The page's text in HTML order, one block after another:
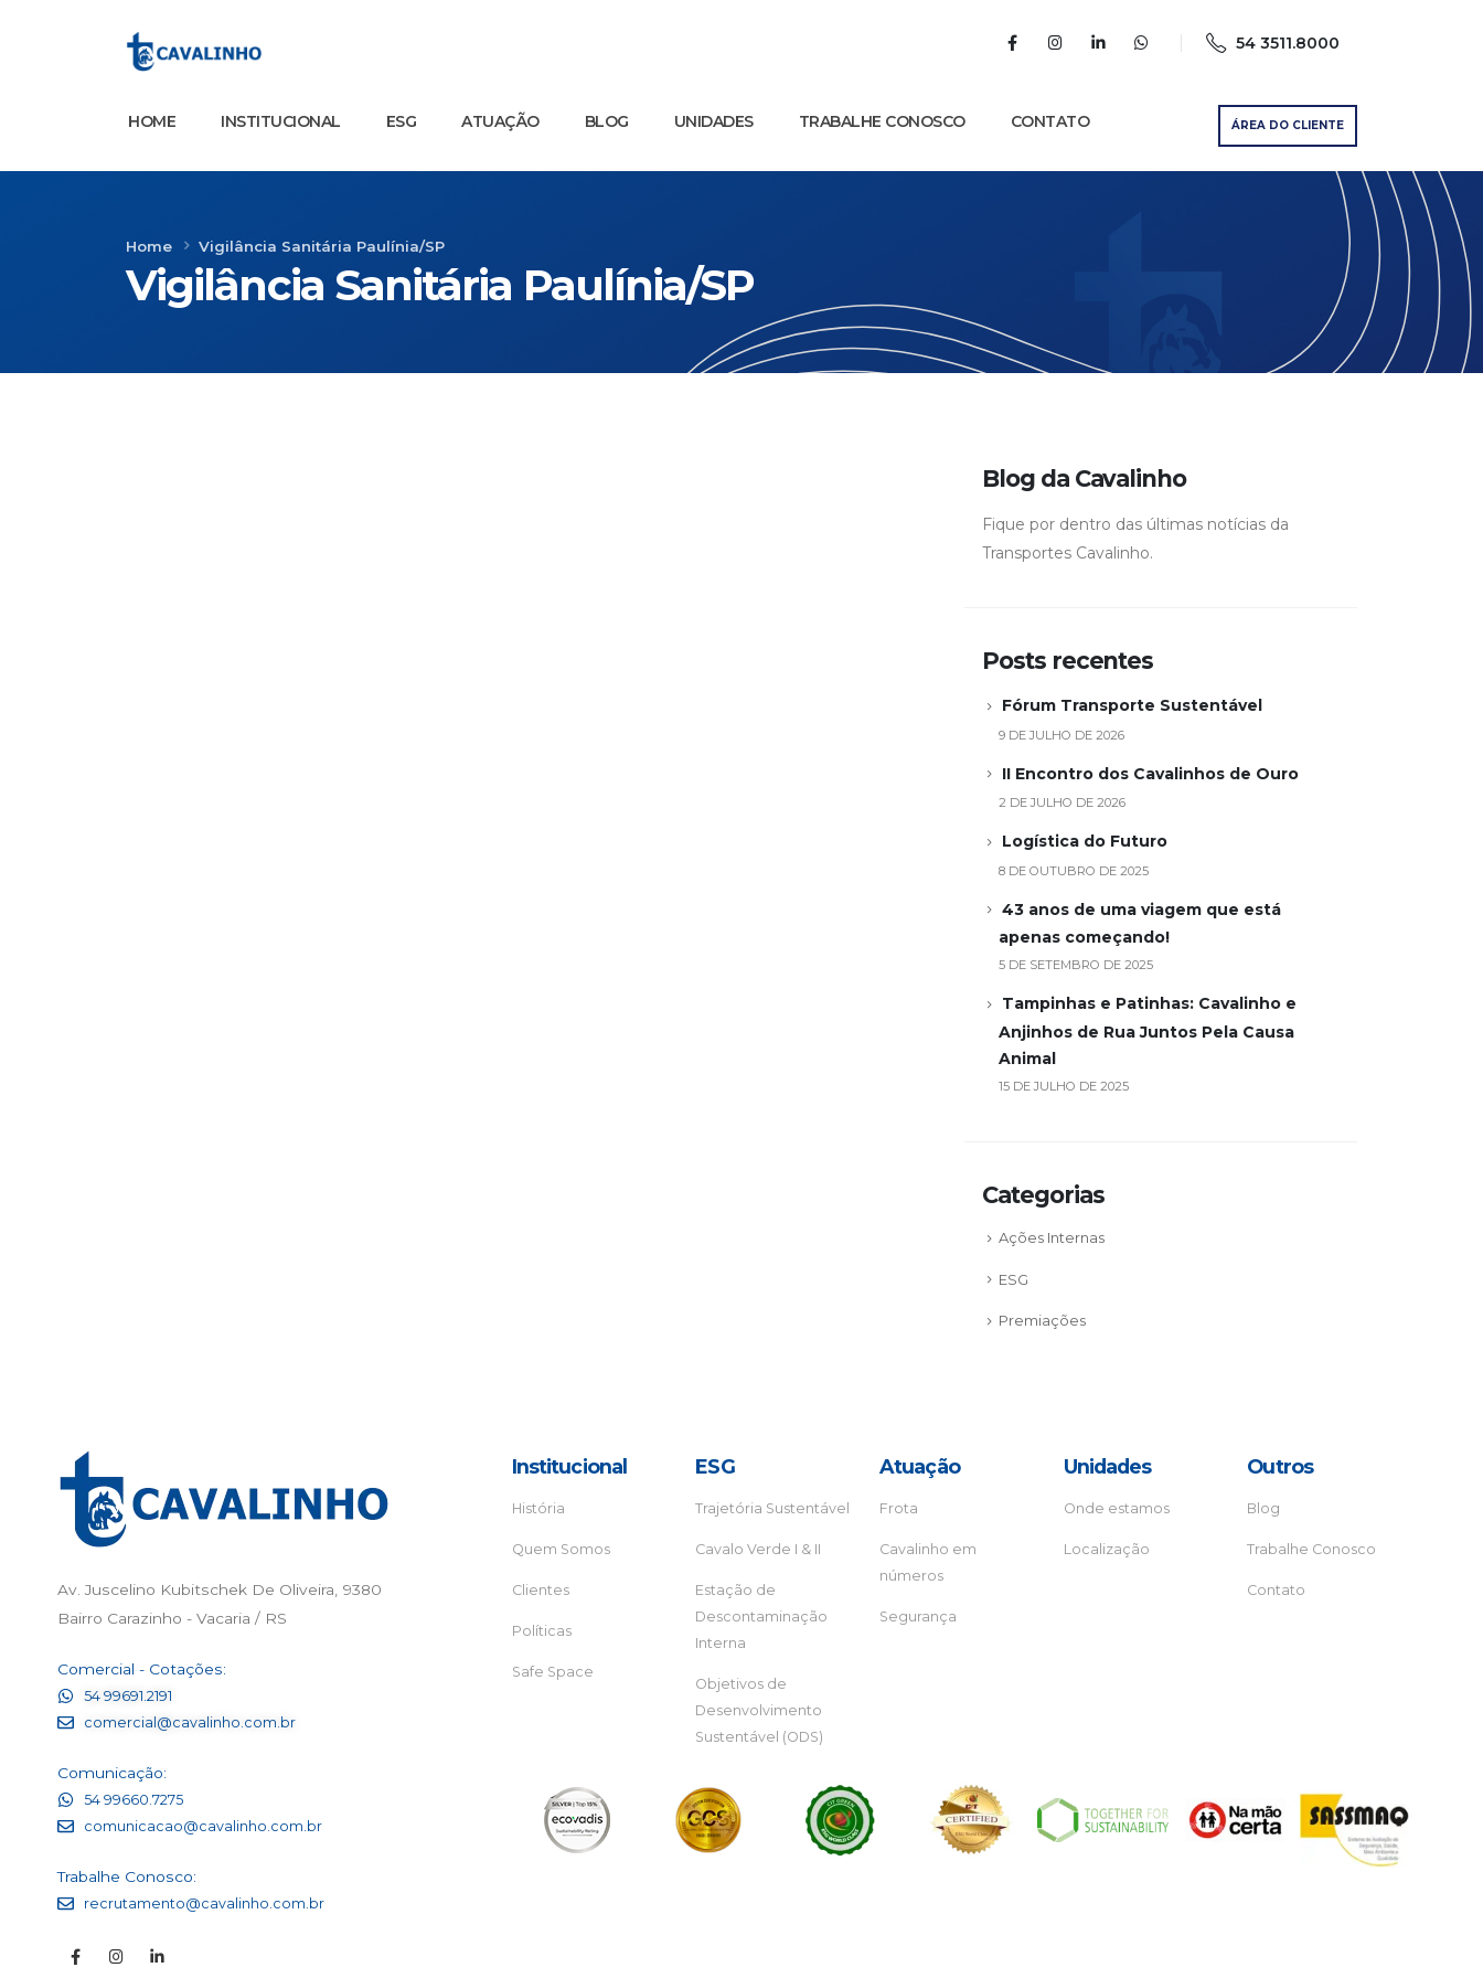
54 3511.8000
HOME INSTITUCIONAL ESG ATUAÇÃO BLOG UNIDADES TRABALHE CONOSCO CONTATO ÁREA DO CLIENTE
Home Vigilância Sanitária Paulínia/SP
Vigilância Sanitária Paulínia/SP
Blog da Cavalinho
Fique por dentro das últimas notícias da
Transportes Cavalinho.
Posts recentes
Fórum Transporte Sustentável
9 DE JULHO DE 2026
II Encontro dos Cavalinhos de Ouro
2 DE JULHO DE 2026
Logística do Futuro
8 DE OUTUBRO DE 2025
43 anos de uma viagem que está
apenas começando!
5 DE SETEMBRO DE 2025
Tampinhas e Patinhas: Cavalinho e
Anjinhos de Rua Juntos Pela Causa
Animal
15 DE JULHO DE 2025
Categorias
Ações Internas
ESG
Premiações
Av. Juscelino Kubitschek De Oliveira, 9380
Bairro Carazinho - Vacaria / RS
Comercial - Cotações:
54 99691.2191
comercial@cavalinho.com.br
Comunicação:
54 99660.7275
comunicacao@cavalinho.com.br
Trabalhe Conosco:
recrutamento@cavalinho.com.br
Institucional
História
Quem Somos
Clientes
Políticas
Safe Space
ESG
Trajetória Sustentável
Cavalo Verde I & II
Estação de
Descontaminação
Interna
Objetivos de
Desenvolvimento
Sustentável (ODS)
Atuação
Frota
Cavalinho em
números
Segurança
Unidades
Onde estamos
Localização
Outros
Blog
Trabalhe Conosco
Contato